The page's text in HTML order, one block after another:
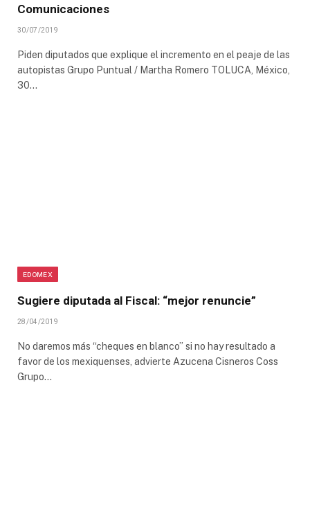
Comunicaciones
30/07/2019
Piden diputados que explique el incremento en el peaje de las
autopistas Grupo Puntual / Martha Romero TOLUCA, México,
30…
EDOMEX
Sugiere diputada al Fiscal: “mejor renuncie”
28/04/2019
No daremos más “cheques en blanco” si no hay resultado a
favor de los mexiquenses, advierte Azucena Cisneros Coss
Grupo…